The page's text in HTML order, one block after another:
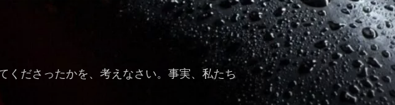
くださったかを、考えなさい。事実、私たち